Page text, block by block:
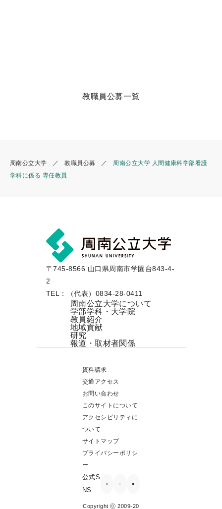
教職員公募一覧
周南公立大学 教職員公募
周南公立大学 人間健康科学部看護
学科に係る 専任教員
〒745-8566 山口県周南市学園台843-4-
2
TEL：（代表）0834-28-0411
周南公立大学について
学部学科・大学院
教員紹介
地域貢献
研究
報道・取材者関係
資料請求
交通アクセス
お問い合わせ
このサイトについて
アクセシビリティに
ついて
サイトマップ
プライバシーポリシ
ー
公式S
NS
Copyright ⓒ 2009-20